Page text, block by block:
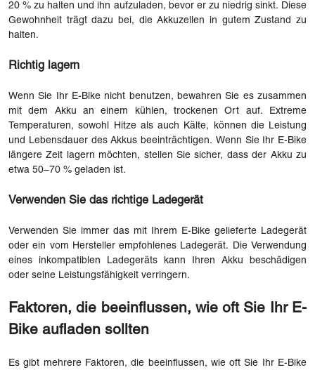
20 % zu halten und ihn aufzuladen, bevor er zu niedrig sinkt. Diese
Gewohnheit trägt dazu bei, die Akkuzellen in gutem Zustand zu
halten.
Richtig lagern
Wenn Sie Ihr E-Bike nicht benutzen, bewahren Sie es zusammen
mit dem Akku an einem kühlen, trockenen Ort auf. Extreme
Temperaturen, sowohl Hitze als auch Kälte, können die Leistung
und Lebensdauer des Akkus beeinträchtigen. Wenn Sie Ihr E-Bike
längere Zeit lagern möchten, stellen Sie sicher, dass der Akku zu
etwa 50–70 % geladen ist.
Verwenden Sie das richtige Ladegerät
Verwenden Sie immer das mit Ihrem E-Bike gelieferte Ladegerät
oder ein vom Hersteller empfohlenes Ladegerät. Die Verwendung
eines inkompatiblen Ladegeräts kann Ihren Akku beschädigen
oder seine Leistungsfähigkeit verringern.
Faktoren, die beeinflussen, wie oft Sie Ihr E-
Bike aufladen sollten
Es gibt mehrere Faktoren, die beeinflussen, wie oft Sie Ihr E-Bike